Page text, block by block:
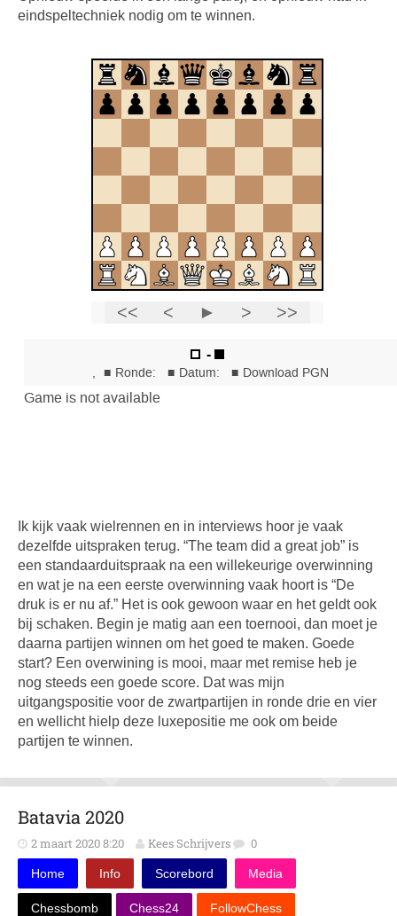
eindspeltechniek nodig om te winnen.
Ik kijk vaak wielrennen en in interviews hoor je vaak
dezelfde uitspraken terug. “The team did a great job” is
een standaarduitspraak na een willekeurige overwinning
en wat je na een eerste overwinning vaak hoort is “De
druk is er nu af.” Het is ook gewoon waar en het geldt ook
bij schaken. Begin je matig aan een toernooi, dan moet je
daarna partijen winnen om het goed te maken. Goede
start? Een overwining is mooi, maar met remise heb je
nog steeds een goede score. Dat was mijn
uitgangspositie voor de zwartpartijen in ronde drie en vier
en wellicht hielp deze luxepositie me ook om beide
partijen te winnen.
Batavia 2020
2 maart 2020 8:20 Kees Schrijvers 0
Home Info Scorebord Media
Chessbomb Chess24 FollowChess